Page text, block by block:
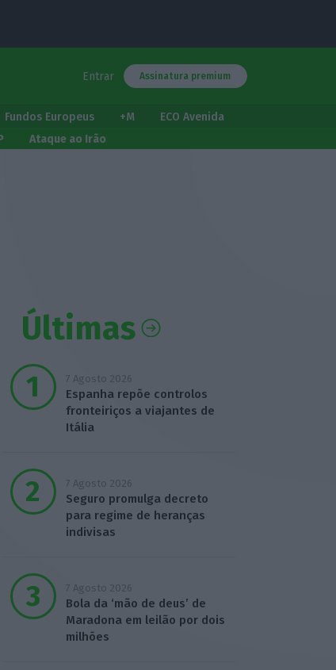
Entrar Assinatura premium
Fundos Europeus +M
ECO Avenida
Ataque ao Irão
Últimas
7 Agosto 2026
Espanha repõe controlos
fronteiriços a viajantes de
Itália
7 Agosto 2026
Seguro promulga decreto
para regime de heranças
indivisas
7 Agosto 2026
Bola da ‘mão de deus’ de
Maradona em leilão por dois
milhões